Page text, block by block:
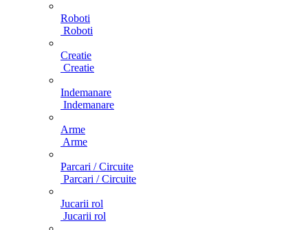
Roboti
Roboti
Creatie
Creatie
Indemanare
Indemanare
Arme
Arme
Parcari / Circuite
Parcari / Circuite
Jucarii rol
Jucarii rol